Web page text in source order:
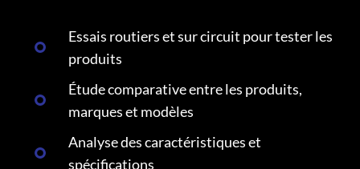
Essais routiers et sur circuit pour tester les
produits
Étude comparative entre les produits,
marques et modèles
Analyse des caractéristiques et
spécifications